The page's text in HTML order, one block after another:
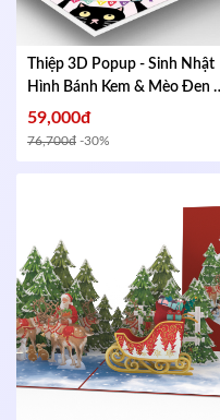
Thiệp 3D Popup - Sinh Nhật
Hình Bánh Kem & Mèo Đen -
HAPPY BIRTHDAY - Kích
thước gập lại 102x152mm
59,000đ
76,700đ -30%